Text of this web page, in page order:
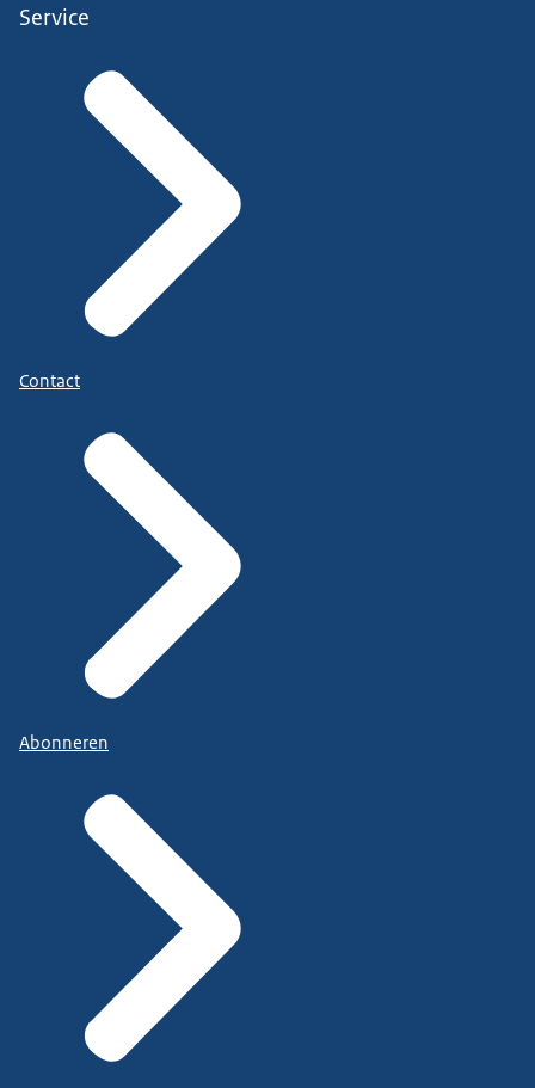
Service
Contact
Abonneren